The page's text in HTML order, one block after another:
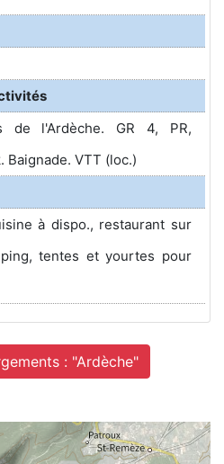
de l'Ardèche. GR 4, PR,
Baignade. VTT (loc.)
à dispo., restaurant sur
tentes et yourtes pour
: "Ardèche"